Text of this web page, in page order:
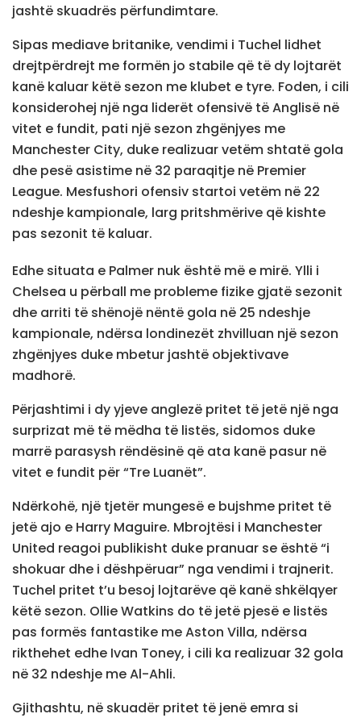
jashtë skuadrës përfundimtare.
Sipas mediave britanike, vendimi i Tuchel lidhet
drejtpërdrejt me formën jo stabile që të dy lojtarët
kanë kaluar këtë sezon me klubet e tyre. Foden, i cili
konsiderohej një nga liderët ofensivë të Anglisë në
vitet e fundit, pati një sezon zhgënjyes me
Manchester City, duke realizuar vetëm shtatë gola
dhe pesë asistime në 32 paraqitje në Premier
League. Mesfushori ofensiv startoi vetëm në 22
ndeshje kampionale, larg pritshmërive që kishte
pas sezonit të kaluar.
Edhe situata e Palmer nuk është më e mirë. Ylli i
Chelsea u përball me probleme fizike gjatë sezonit
dhe arriti të shënojë nëntë gola në 25 ndeshje
kampionale, ndërsa londinezët zhvilluan një sezon
zhgënjyes duke mbetur jashtë objektivave
madhorë.
Përjashtimi i dy yjeve anglezë pritet të jetë një nga
surprizat më të mëdha të listës, sidomos duke
marrë parasysh rëndësinë që ata kanë pasur në
vitet e fundit për “Tre Luanët”.
Ndërkohë, një tjetër mungesë e bujshme pritet të
jetë ajo e Harry Maguire. Mbrojtësi i Manchester
United reagoi publikisht duke pranuar se është “i
shokuar dhe i dëshpëruar” nga vendimi i trajnerit.
Tuchel pritet t’u besoj lojtarëve që kanë shkëlqyer
këtë sezon. Ollie Watkins do të jetë pjesë e listës
pas formës fantastike me Aston Villa, ndërsa
rikthehet edhe Ivan Toney, i cili ka realizuar 32 gola
në 32 ndeshje me Al-Ahli.
Gjithashtu, në skuadër pritet të jenë emra si